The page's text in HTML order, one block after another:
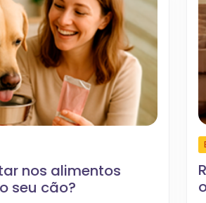
nos alimentos
seu cão?